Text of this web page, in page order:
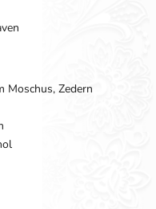
Moschus, Zedern